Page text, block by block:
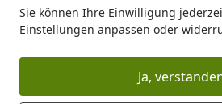
Sie können Ihre Einwilligung
Einstellungen anpassen oder
Ja,
Ihre Artikelübersicht